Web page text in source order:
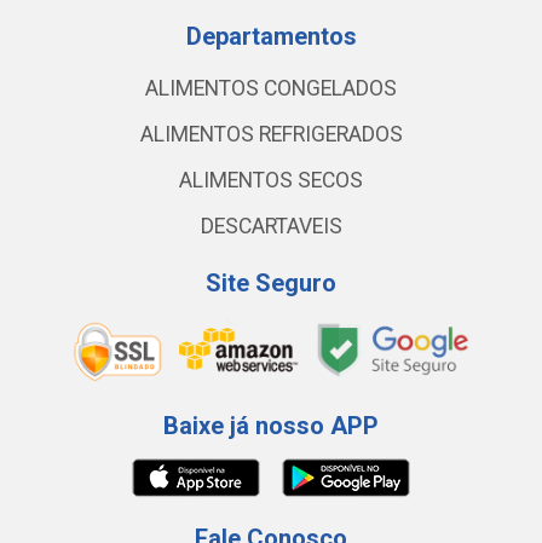
Departamentos
ALIMENTOS CONGELADOS
ALIMENTOS REFRIGERADOS
ALIMENTOS SECOS
DESCARTAVEIS
Site Seguro
Baixe já nosso APP